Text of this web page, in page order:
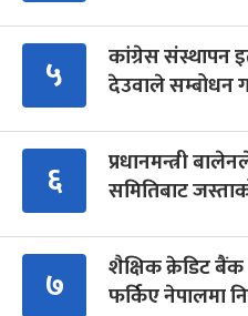
५
कांग्रेस संस्थापन
देउवाले सम्बोधन
६
प्रधानमन्त्री
समितिबाट
७
शैक्षिक क्रेडिट
फर्किए नेपालमा